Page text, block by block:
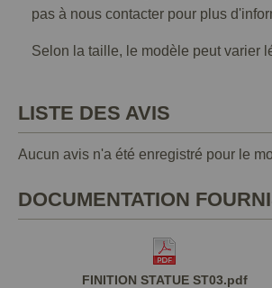
pas à nous contacter pour plus
Selon la taille, le modèle peut varier
LISTE DES AVIS
Aucun avis n'a été enregistré pour le
DOCUMENTATION
FINITION STATUE ST03.pdf